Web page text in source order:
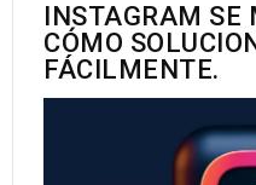
INSTAGRAM SE
CÓMO
FÁCILMENTE.